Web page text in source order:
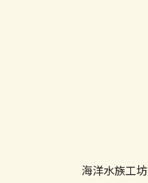
海洋水族工坊